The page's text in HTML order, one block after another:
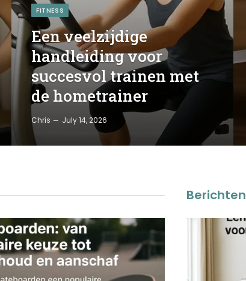
FITNESS
Een veelzijdige
handleiding voor
succesvol trainen met
de hometrainer
Chris July 14, 2026
Berichten